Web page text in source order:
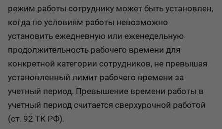
режим работы сотруднику может быть установлен,
когда по условиям работы невозможно
установить ежедневную или еженедельную
продолжительность рабочего времени для
конкретной категории сотрудников, не превышая
установленный лимит рабочего времени за
учетный период. Превышение времени работы в
учетный период считается сверхурочной работой
(ст. 92 ТК РФ).